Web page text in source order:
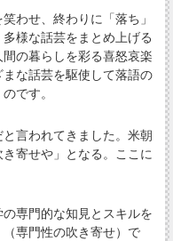
わせ、終わりに「落ち」
様な話芸をまとめ上げる
の暮らしを彩る喜怒哀楽
な話芸を駆使して落語の
です。
言われてきました。米朝
寄せや」となる。ここに
専門的な知見とスキルを
専門性の吹き寄せ）で